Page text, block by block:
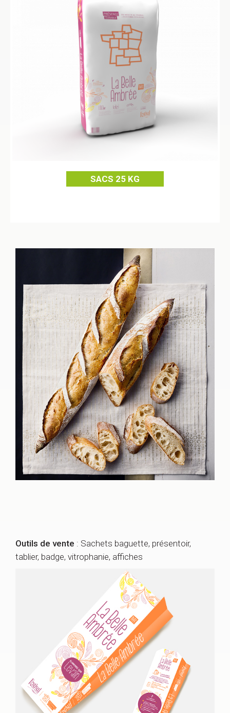
SACS 25 KG
Outils de vente : Sachets baguette, présentoir,
tablier, badge, vitrophanie, affiches